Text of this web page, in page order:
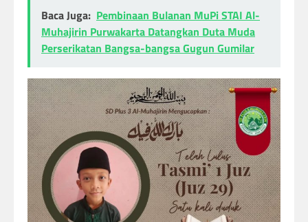
Baca Juga: Pembinaan Bulanan MuPi STAI Al-
Muhajirin Purwakarta Datangkan Duta Muda
Perserikatan Bangsa-bangsa Gugun Gumilar